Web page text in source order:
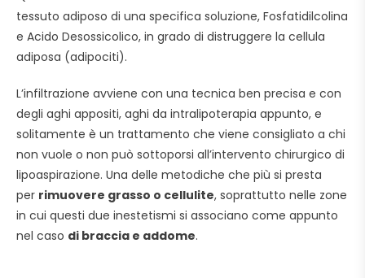
tessuto adiposo di una specifica soluzione, Fosfatidilcolina
e Acido Desossicolico, in grado di distruggere la cellula
adiposa (adipociti).
L’infiltrazione avviene con una tecnica ben precisa e con
degli aghi appositi, aghi da intralipoterapia appunto, e
solitamente è un trattamento che viene consigliato a chi
non vuole o non può sottoporsi all’intervento chirurgico di
lipoaspirazione. Una delle metodiche che più si presta
per rimuovere grasso o cellulite, soprattutto nelle zone
in cui questi due inestetismi si associano come appunto
nel caso di braccia e addome.